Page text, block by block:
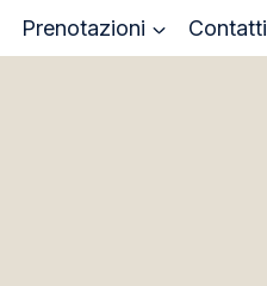
Prenotazioni Contatti